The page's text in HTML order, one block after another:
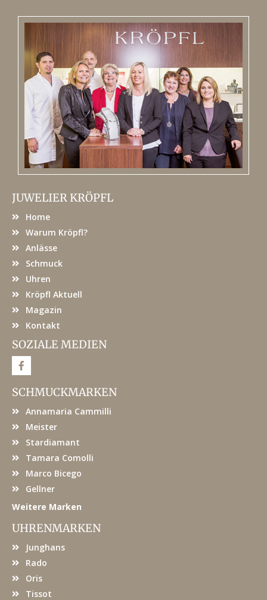
JUWELIER KRÖPFL
Home
Warum Kröpfl?
Anlässe
Schmuck
Uhren
Kröpfl Aktuell
Magazin
Kontakt
SOZIALE MEDIEN
F
a
e
b
o
SCHMUCKMARKEN
Annamaria Cammilli
Meister
Stardiamant
Tamara Comolli
Marco Bicego
Gellner
Weitere Marken
UHRENMARKEN
Junghans
Rado
Oris
Tissot